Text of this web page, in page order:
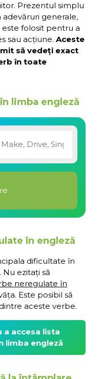
Prezentul simplu
generale,
folosit pentru a
sau acțiune. Aceste
să vedeți exact
în toate
limba engleză
în engleză
dificultate în
ezitați să
neregulate în
Este posibil să
aceste verbe.
a accesa lista
limba engleză